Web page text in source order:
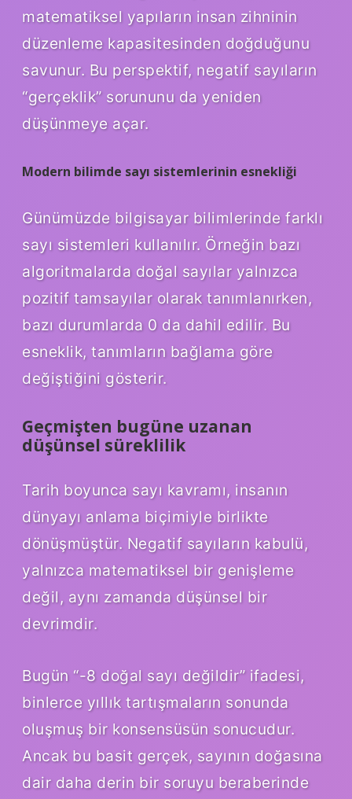
matematiksel yapıların insan zihninin
düzenleme kapasitesinden doğduğunu
savunur. Bu perspektif, negatif sayıların
“gerçeklik” sorununu da yeniden
düşünmeye açar.
Modern bilimde sayı sistemlerinin esnekliği
Günümüzde bilgisayar bilimlerinde farklı
sayı sistemleri kullanılır. Örneğin bazı
algoritmalarda doğal sayılar yalnızca
pozitif tamsayılar olarak tanımlanırken,
bazı durumlarda 0 da dahil edilir. Bu
esneklik, tanımların bağlama göre
değiştiğini gösterir.
Geçmişten bugüne uzanan
düşünsel süreklilik
Tarih boyunca sayı kavramı, insanın
dünyayı anlama biçimiyle birlikte
dönüşmüştür. Negatif sayıların kabulü,
yalnızca matematiksel bir genişleme
değil, aynı zamanda düşünsel bir
devrimdir.
Bugün “-8 doğal sayı değildir” ifadesi,
binlerce yıllık tartışmaların sonunda
oluşmuş bir konsensüsün sonucudur.
Ancak bu basit gerçek, sayının doğasına
dair daha derin bir soruyu beraberinde